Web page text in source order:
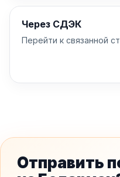
Через СДЭК
Перейти к связанной
Отправить